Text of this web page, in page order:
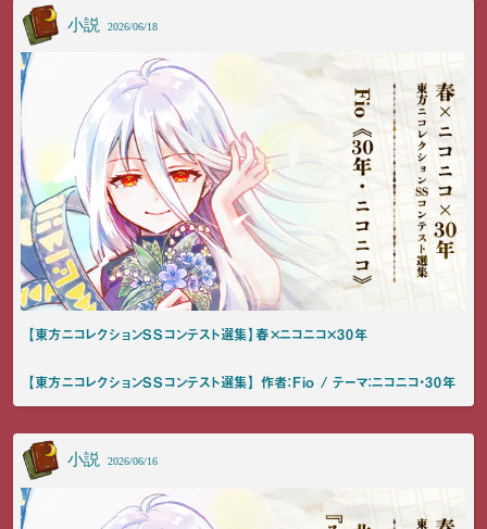
小説 2026/06/18
【東方ニコレクションSSコンテスト選集】春×ニコニコ×30年
【東方ニコレクションSSコンテスト選集】 作者：Fio / テーマ：ニコニコ・30年
小説 2026/06/16